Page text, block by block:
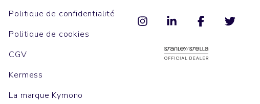
Politique de confidentialité
Politique de cookies
CGV
Kermess
La marque Kymono